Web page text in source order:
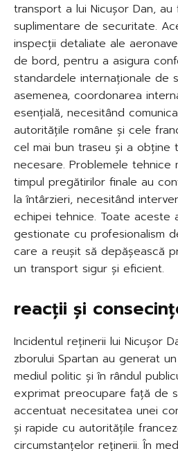
transport a lui Nicușor Dan,
suplimentare de securitate.
inspecții detaliate ale
de bord, pentru a asigura
standardele internaționale de
asemenea, coordonarea
esențială, necesitând
autoritățile române și cele
cel mai bun traseu și a obține
necesare. Problemele tehnice
timpul pregătirilor finale au
la întârzieri, necesitând
echipei tehnice. Toate aceste
gestionate cu profesionalism
care a reușit să depășească
un transport sigur și eficient.
reacții și
Incidentul reținerii lui Nicușor
zborului Spartan au generat
mediul politic și în rândul
exprimat preocupare față de
accentuat necesitatea unei
și rapide cu autoritățile
circumstanțelor reținerii. În